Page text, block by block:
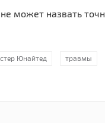
может назвать
Юнайтед травмы